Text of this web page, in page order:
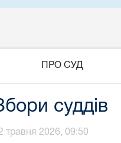
ПРО СУД
суддів
травня 2026, 09:50